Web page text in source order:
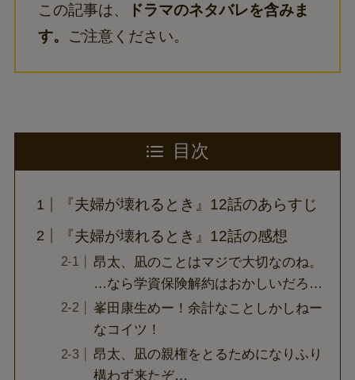
この記事は、
ドラマのネタバレを含みま
す。 ご注意ください。
目次
『夫婦が壊れるとき』12話のあらすじ
『夫婦が壊れるとき』12話の感想
昂太、凪のことはマジで大切なのね。
…なら学資保険解約はおかしいだろ…
峯田康生めー！余計なことしかしねー
なコイツ！
昂太、凪の親権をとるためになりふり
構わず来たぞ…